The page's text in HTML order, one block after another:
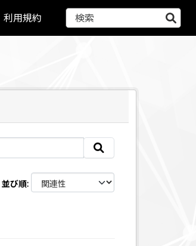
利用規約
並び順